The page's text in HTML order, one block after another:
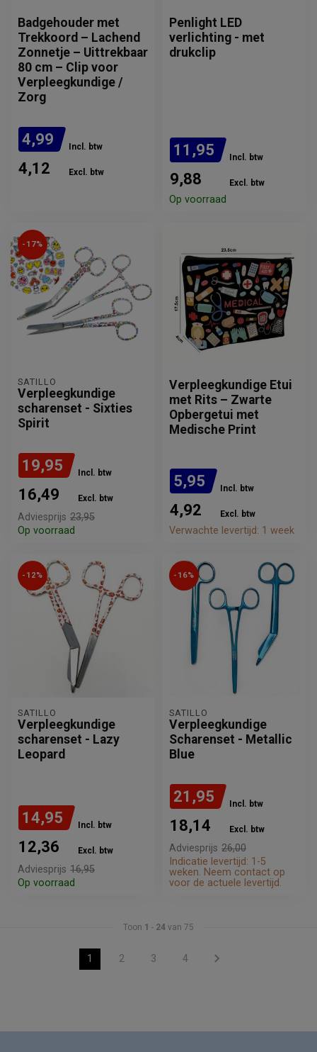
Badgehouder met
Trekkoord – Lachend
Zonnetje – Uittrekbaar
80 cm – Clip voor
Verpleegkundige /
Zorg
4,99 Incl. btw
4,12 Excl. btw
Penlight LED
verlichting - met
drukclip
11,95 Incl. btw
9,88 Excl. btw
Op voorraad
-17%
SATILLO
Verpleegkundige
scharenset - Sixties
Spirit
19,95 Incl. btw
16,49 Excl. btw
Adviesprijs 23,95
Op voorraad
Verpleegkundige Etui
met Rits – Zwarte
Opbergetui met
Medische Print
5,95 Incl. btw
4,92 Excl. btw
Verwachte levertijd: 1 week
-12%
SATILLO
Verpleegkundige
scharenset - Lazy
Leopard
14,95 Incl. btw
12,36 Excl. btw
Adviesprijs 16,95
Op voorraad
-16%
SATILLO
Verpleegkundige
Scharenset - Metallic
Blue
21,95 Incl. btw
18,14 Excl. btw
Adviesprijs 26,00
Indicatie levertijd: 1-5
weken. Neem contact op
voor de actuele levertijd.
Toon 1 - 24 van 75
1 2 3 4